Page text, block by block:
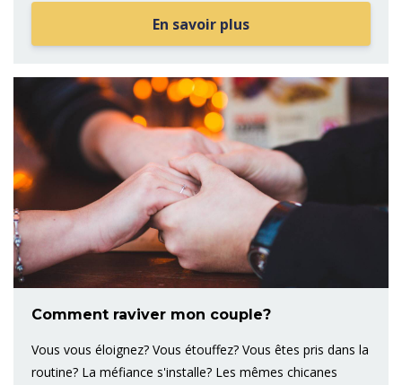
En savoir plus
Comment raviver mon couple?
Vous vous éloignez? Vous étouffez? Vous êtes pris dans la
routine? La méfiance s'installe? Les mêmes chicanes